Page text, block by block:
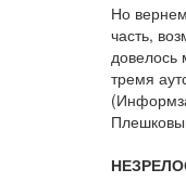
Но
часть,
довелось
тремя